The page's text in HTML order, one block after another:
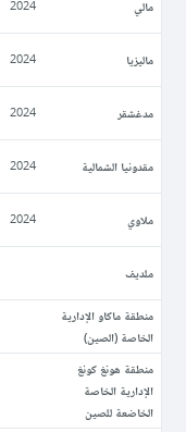
مالي 2024
ماليزيا 2024
مدغشقر 2024
مقدونيا الشمالية 2024
ملاوي 2024
ملديف
منطقة ماكاو الإدارية
الخاصة (الصين)
منطقة هونغ كونغ
الإدارية الخاصة
الخاضعة للصين